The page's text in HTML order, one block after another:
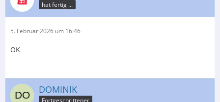
hat fertig ...
5. Februar 2026 um 16:46
OK
DOMINlK